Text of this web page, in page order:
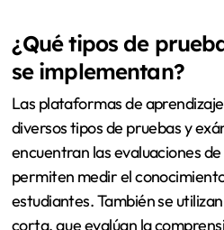
¿Qué tipos de
se implementan?
Las plataformas de
diversos tipos de pruebas y
encuentran las evaluaciones
permiten medir el
estudiantes. También se
corta, que evalúan la